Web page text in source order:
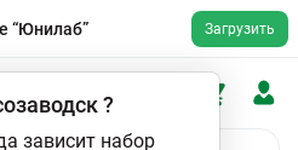
“Юнилаб” Загрузить
?
зависит набор